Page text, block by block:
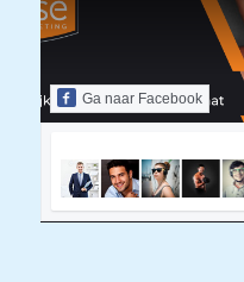
Ga naar Facebook